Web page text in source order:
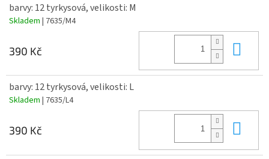
barvy: 12 tyrkysová, velikosti: M
Skladem | 7635/M4
390 Kč
barvy: 12 tyrkysová, velikosti: L
Skladem | 7635/L4
390 Kč